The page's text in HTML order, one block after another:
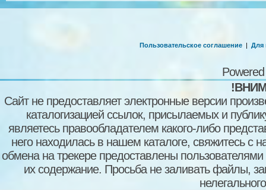
Пользовательское соглашение | Для
Сайт не предоставляет электронные версии
каталогизацией ссылок, присылаемых и
являетесь правообладателем какого-либо
него находилась в нашем каталоге, свяжитесь
обмена на трекере предоставлены пользователями
их содержание. Просьба не заливать файлы,